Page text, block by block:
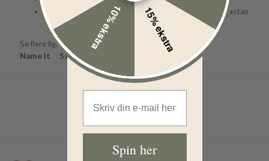
Materiale: 60% økologisk bomuld, 38% nylon, 2% elastan
Se flere lignende produkter her:
Name It
Strømper til børn
15% ekstra
10% ekstra
Spin her